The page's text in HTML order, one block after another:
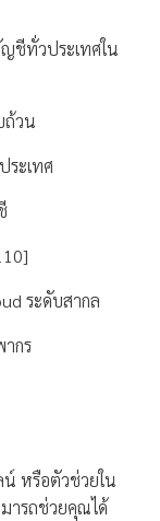
ญชีทั่วประเทศใน
ถ้วน
ะเทศ
ระดับสากล
กร
หรือตัวช่วยใน
มารถช่วยคุณได้